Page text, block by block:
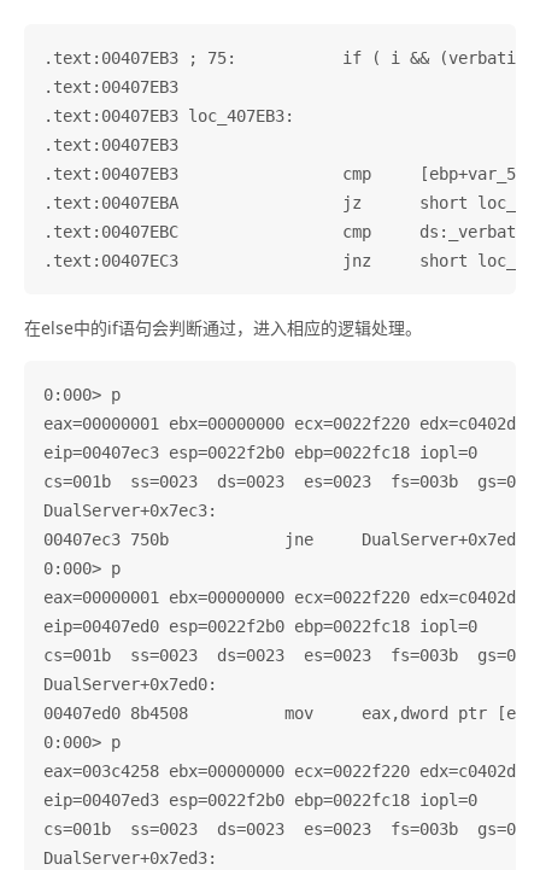
.text:00407EB3 ; 75:           if ( i && (verbatim ||
.text:00407EB3
.text:00407EB3 loc_407EB3:                             ;
.text:00407EB3                                         ;
.text:00407EB3                 cmp
.text:00407EBA                 jz      short
.text:00407EBC                 cmp
在else中的if语句会判断通过，进入相应的逻辑处理。
0:000> p
eax=00000001 ebx=00000000 ecx=0022f220
eip=00407ec3 esp=0022f2b0 ebp=0022fc18 iopl=0
cs=001b  ss=0023  ds=0023  es=0023  fs=003b
DualServer+0x7ec3:
00407ec3 750b            jne
0:000> p
eax=00000001 ebx=00000000 ecx=0022f220
eip=00407ed0 esp=0022f2b0 ebp=0022fc18 iopl=0
cs=001b  ss=0023  ds=0023  es=0023  fs=003b
DualServer+0x7ed0:
00407ed0 8b4508          mov     eax,dword ptr
0:000> p
eax=003c4258 ebx=00000000 ecx=0022f220
eip=00407ed3 esp=0022f2b0 ebp=0022fc18 iopl=0
cs=001b  ss=0023  ds=0023  es=0023  fs=003b
DualServer+0x7ed3: